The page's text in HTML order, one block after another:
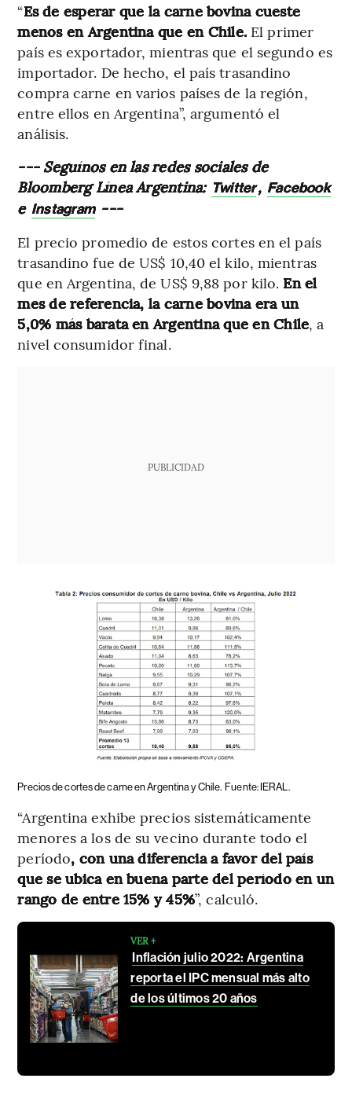
“Es de esperar que la carne bovina cueste
menos en Argentina que en Chile. El primer
país es exportador, mientras que el segundo es
importador. De hecho, el país trasandino
compra carne en varios países de la región,
entre ellos en Argentina”, argumentó el
análisis.
--- Seguínos en las redes sociales de
Bloomberg Línea Argentina: Twitter, Facebook
e Instagram ---
El precio promedio de estos cortes en el país
trasandino fue de US$ 10,40 el kilo, mientras
que en Argentina, de US$ 9,88 por kilo. En el
mes de referencia, la carne bovina era un
5,0% más barata en Argentina que en Chile, a
nivel consumidor final.
PUBLICIDAD
Precios de cortes de carne en Argentina y Chile. Fuente: IERAL.
“Argentina exhibe precios sistemáticamente
menores a los de su vecino durante todo el
período, con una diferencia a favor del país
que se ubica en buena parte del período en un
rango de entre 15% y 45%”, calculó.
VER +
Inflación julio 2022: Argentina
reporta el IPC mensual más alto
de los últimos 20 años